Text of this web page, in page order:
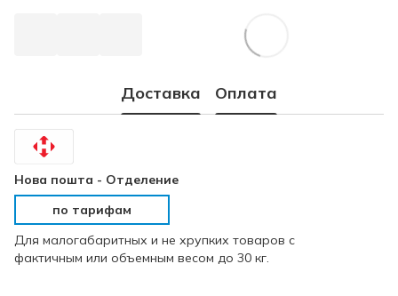
Доставка Оплата
Нова пошта - Отделение
по тарифам
Для малогабаритных и не хрупких товаров с
фактичным или объемным весом до 30 кг.